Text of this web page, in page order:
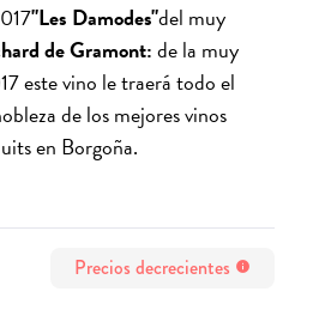
"Les Damodes"del muy
de Gramont:de la muy
este vino le traerá todo el
de los mejores vinos
en Borgoña.
Precios decrecientes info